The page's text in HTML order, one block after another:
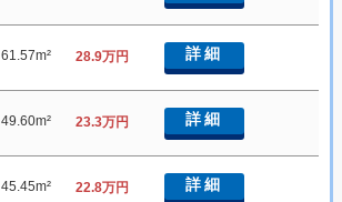
61.57m² 28.9万円 詳細
49.60m² 23.3万円 詳細
45.45m² 22.8万円 詳細